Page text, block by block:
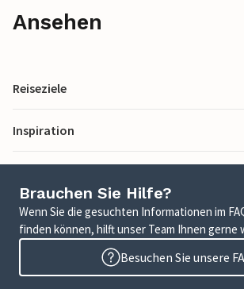
Ansehen
Reiseziele
Inspiration
Brauchen Sie Hilfe?
Wenn Sie die gesuchten Informationen im
finden können, hilft unser Team Ihnen gerne
Besuchen Sie unsere